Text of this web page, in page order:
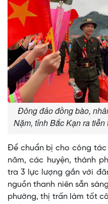
Đông đảo đồng bào,
Nặm, tỉnh Bắc Kạn ra
Để chuẩn bị cho công
năm, các huyện, thành
tra 3 lực lượng gắn với
nguồn thanh niên sẵn
phường, thị trấn làm tốt